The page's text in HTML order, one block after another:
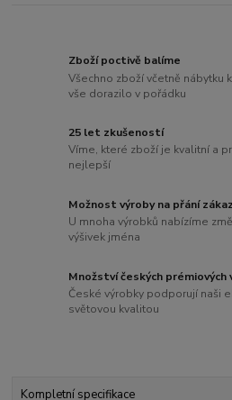
Zboží poctivě balíme
Všechno zboží včetně
vše dorazilo v pořádku
25 let zkušeností
Víme, které zboží je kvalitní a
nejlepší
Možnost výroby na přání
U mnoha výrobků nabízíme
výšivek jména
Množství českých prémiových
České výrobky podporují naši
světovou kvalitou
Kompletní specifikace